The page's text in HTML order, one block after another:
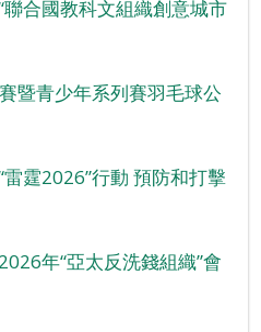
合國教科文組織創意城市
暨青少年系列賽羽毛球公
霆2026”行動 預防和打擊
年“亞太反洗錢組織”會